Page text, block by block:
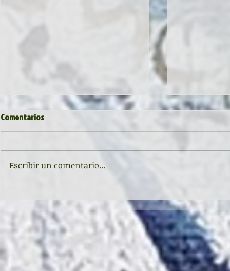
Capital Mundial de la Poesía
POESÍA
Comentarios
Escribir un comentario...